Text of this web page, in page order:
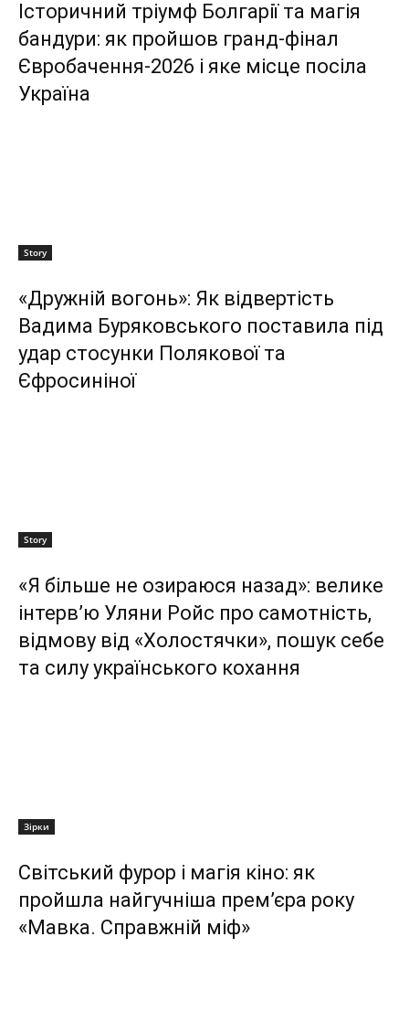
Історичний тріумф Болгарії та магія
бандури: як пройшов гранд-фінал
Євробачення-2026 і яке місце посіла
Україна
Story
«Дружній вогонь»: Як відвертість
Вадима Буряковського поставила під
удар стосунки Полякової та
Єфросиніної
Story
«Я більше не озираюся назад»: велике
інтерв’ю Уляни Ройс про самотність,
відмову від «Холостячки», пошук себе
та силу українського кохання
Зірки
Світський фурор і магія кіно: як
пройшла найгучніша прем’єра року
«Мавка. Справжній міф»